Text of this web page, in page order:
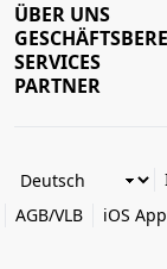
ÜBER UNS
SERVICES
PARTNER
AGB/VLB
iOS App